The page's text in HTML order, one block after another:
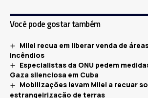
Você pode gostar também
Milei recua em liberar venda de
incêndios
Especialistas da ONU pedem
Gaza silenciosa em Cuba
Mobilizações levam Milei a recuar
estrangeirização de terras